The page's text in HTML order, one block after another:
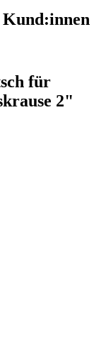
für
2"